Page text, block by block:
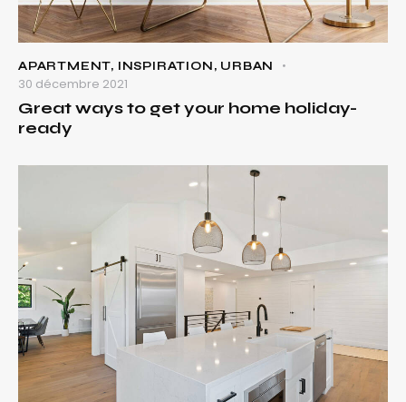
APARTMENT, INSPIRATION, URBAN
30 décembre 2021
Great ways to get your home holiday-
ready